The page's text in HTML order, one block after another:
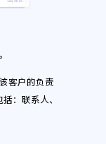
客户的负责
：联系人、